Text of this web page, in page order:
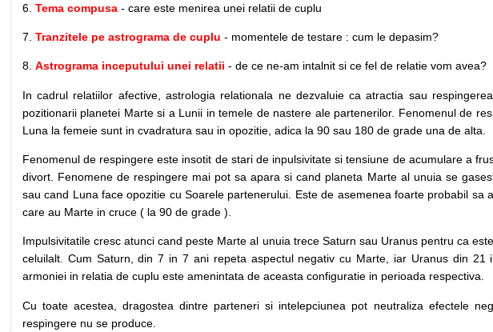
6. Tema compusa- care este menirea unei relatii de cuplu
7. Tranzitele pe astrograma de cuplu - momentele de testare : cum le depasim?
8. Astrograma inceputului unei relatii - de ce ne-am intalnit si ce fel de relatie vom avea?
In cadrul relatiilor afective, astrologia relationala ne dezvaluie ca atractia sau
pozitionarii planetei Marte si a Lunii in temele de nastere ale partenerilor. Fenomenul de
Luna la femeie sunt in cvadratura sau in opozitie, adica la 90 sau 180 de grade una de alta.
Fenomenul de respingere este insotit de stari de inpulsivitate si tensiune de acumulare a
divort. Fenomene de respingere mai pot sa apara si cand planeta Marte al unuia se
sau cand Luna face opozitie cu Soarele partenerului. Este de asemenea foarte probabil sa
care au Marte in cruce ( la 90 de grade ).
Impulsivitatile cresc atunci cand peste Marte al unuia trece Saturn sau Uranus pentru ca
celuilalt. Cum Saturn, din 7 in 7 ani repeta aspectul negativ cu Marte, iar Uranus din
armoniei in relatia de cuplu este amenintata de aceasta configuratie in perioada respectiva.
Cu toate acestea, dragostea dintre parteneri si intelepciunea pot neutraliza efectele
respingere nu se produce.